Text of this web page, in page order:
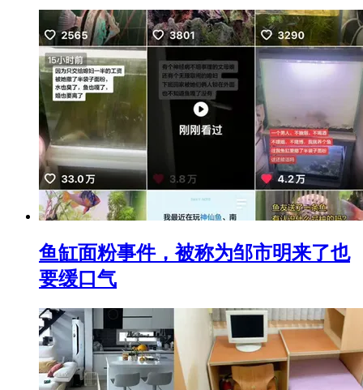
鱼缸面粉事件，被称为邹市明来了也
要缓口气